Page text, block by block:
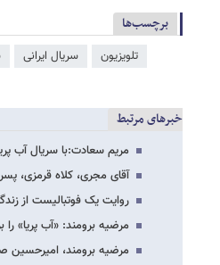
برچسب‌ها
تلویزیون سریال ایرانی
خبرهای مرتبط
مریم سعادت:با سریال آب
آقای مجری، کلاه قرمزی،
روایت یک فوتبالیست از
مرضیه برومند: «آب پریا»
مرضیه برومند، امیرحسین